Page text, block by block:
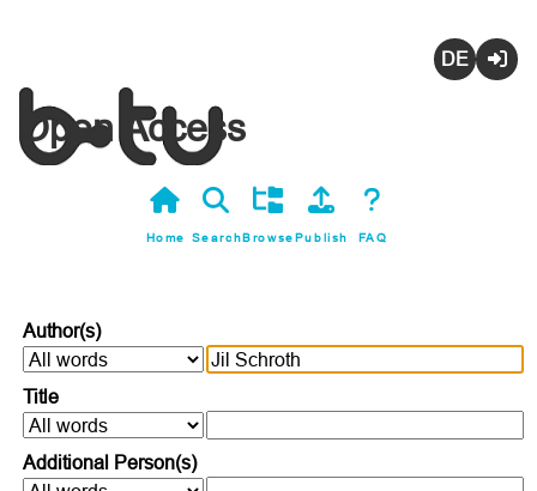
Open Access
Home SearchBrowsePublish FAQ
Author(s)
Title
Additional Person(s)